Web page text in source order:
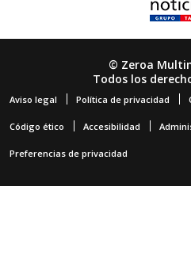
© Zeroa
Todos los
Aviso legal Política de privacidad
Código ético Accesibilidad
Preferencias de privacidad